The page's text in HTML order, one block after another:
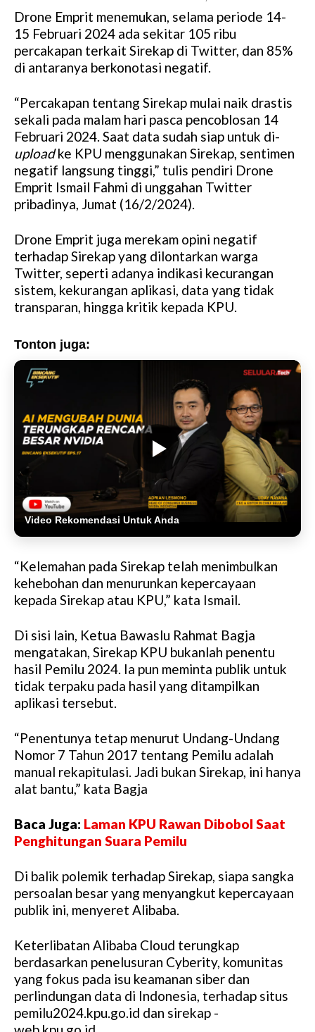
M
u
t
Drone Emprit menemukan, selama periode 14-
15 Februari 2024 ada sekitar 105 ribu
percakapan terkait Sirekap di Twitter, dan 85%
di antaranya berkonotasi negatif.
“Percakapan tentang Sirekap mulai naik drastis
sekali pada malam hari pasca pencoblosan 14
Februari 2024. Saat data sudah siap untuk di-
uploadke KPU menggunakan Sirekap, sentimen
negatif langsung tinggi,” tulis pendiri Drone
Emprit Ismail Fahmi di unggahan Twitter
pribadinya, Jumat (16/2/2024).
Drone Emprit juga merekam opini negatif
terhadap Sirekap yang dilontarkan warga
Twitter, seperti adanya indikasi kecurangan
sistem, kekurangan aplikasi, data yang tidak
transparan, hingga kritik kepada KPU.
Tonton juga:
Video Rekomendasi Untuk Anda
“Kelemahan pada Sirekap telah menimbulkan
kehebohan dan menurunkan kepercayaan
kepada Sirekap atau KPU,” kata Ismail.
Di sisi lain, Ketua Bawaslu Rahmat Bagja
mengatakan, Sirekap KPU bukanlah penentu
hasil Pemilu 2024. Ia pun meminta publik untuk
tidak terpaku pada hasil yang ditampilkan
aplikasi tersebut.
“Penentunya tetap menurut Undang-Undang
Nomor 7 Tahun 2017 tentang Pemilu adalah
manual rekapitulasi. Jadi bukan Sirekap, ini hanya
alat bantu,” kata Bagja
Baca Juga: Laman KPU Rawan Dibobol Saat
Penghitungan Suara Pemilu
Di balik polemik terhadap Sirekap, siapa sangka
persoalan besar yang menyangkut kepercayaan
publik ini, menyeret Alibaba.
Keterlibatan Alibaba Cloud terungkap
berdasarkan penelusuran Cyberity, komunitas
yang fokus pada isu keamanan siber dan
perlindungan data di Indonesia, terhadap situs
pemilu2024.kpu.go.id dan sirekap -